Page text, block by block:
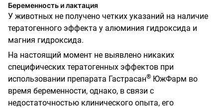
Беременность и лактация
У животных не получено четких указаний на наличие
тератогенного эффекта у алюминия гидроксида и
магния гидроксида.
На настоящий момент не выявлено никаких
специфических тератогенных эффектов при
использовании препарата Гастрасан® ЮжФарм во
время беременности, однако, в связи с
недостаточностью клинического опыта, его